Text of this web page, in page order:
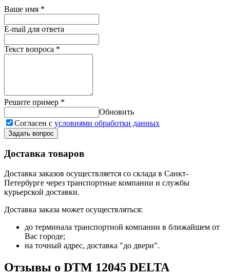
Ваше имя *
E-mail для ответа
Текст вопроса *
Решите пример *
Обновить
Согласен с условиями обработки данных
Задать вопрос
Доставка товаров
Доставка заказов осуществляется со склада в Санкт-
Петербурге через транспортные компании и службы
курьерской доставки.
Доставка заказа может осуществляться:
до терминала транспортной компании в ближайшем от
Вас городе;
на точный адрес, доставка "до двери".
Отзывы о DTM 12045 DELTA